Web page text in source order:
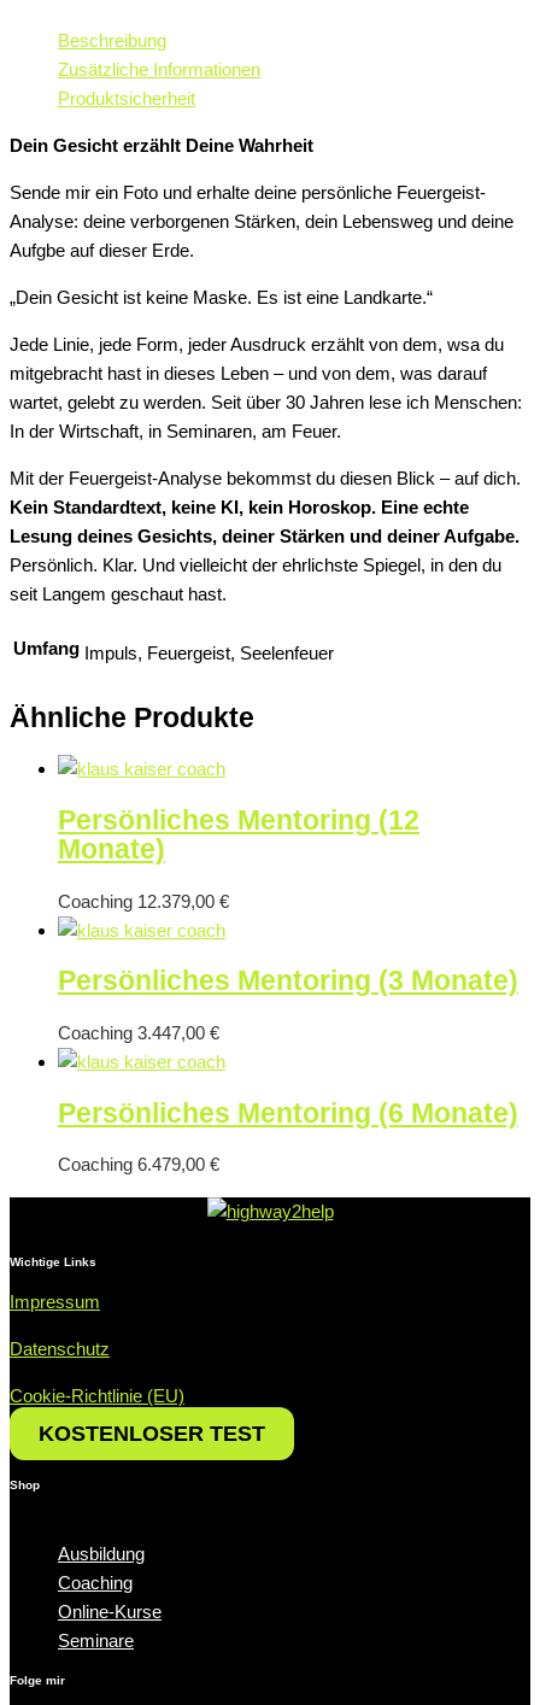
Beschreibung
Zusätzliche Informationen
Produktsicherheit
Dein Gesicht erzählt Deine Wahrheit
Sende mir ein Foto und erhalte deine persönliche Feuergeist-
Analyse: deine verborgenen Stärken, dein Lebensweg und deine
Aufgbe auf dieser Erde.
„Dein Gesicht ist keine Maske. Es ist eine Landkarte.“
Jede Linie, jede Form, jeder Ausdruck erzählt von dem, wsa du
mitgebracht hast in dieses Leben – und von dem, was darauf
wartet, gelebt zu werden. Seit über 30 Jahren lese ich Menschen:
In der Wirtschaft, in Seminaren, am Feuer.
Mit der Feuergeist-Analyse bekommst du diesen Blick – auf dich.
Kein Standardtext, keine KI, kein Horoskop. Eine echte
Lesung deines Gesichts, deiner Stärken und deiner Aufgabe.
Persönlich. Klar. Und vielleicht der ehrlichste Spiegel, in den du
seit Langem geschaut hast.
Umfang Impuls, Feuergeist, Seelenfeuer
Ähnliche Produkte
Persönliches Mentoring (12
Monate)
Coaching 12.379,00 €
Persönliches Mentoring (3 Monate)
Coaching 3.447,00 €
Persönliches Mentoring (6 Monate)
Coaching 6.479,00 €
Wichtige Links
Impressum
Datenschutz
Cookie-Richtlinie (EU)
KOSTEN­LOSER TEST
Shop
Ausbildung
Coaching
Online-Kurse
Seminare
Folge mir